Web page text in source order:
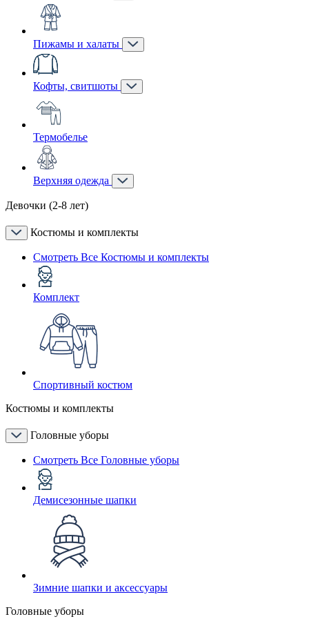
Пижамы и халаты
Кофты, свитшоты
Термобелье
Верхняя одежда
Девочки (2-8 лет)
Костюмы и комплекты
Смотреть Все Костюмы и комплекты
Комплект
Спортивный костюм
Костюмы и комплекты
Головные уборы
Смотреть Все Головные уборы
Демисезонные шапки
Зимние шапки и аксессуары
Головные уборы